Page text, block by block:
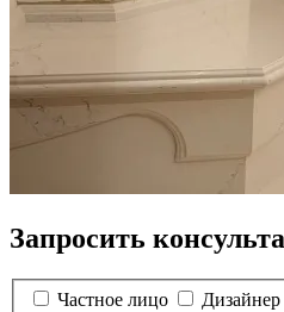
Запросить
Частное лицо Дизайнер